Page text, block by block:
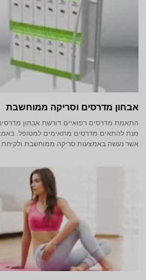
אבחון מדרסים וסריקה ממוחשבת
התאמת מדרסים רפואיים דורשת אבחון
מנת להתאים מדרסים מתאימים למטופל.
אשר נעשה באמצעות סריקה ממוחשבת ולקיחת